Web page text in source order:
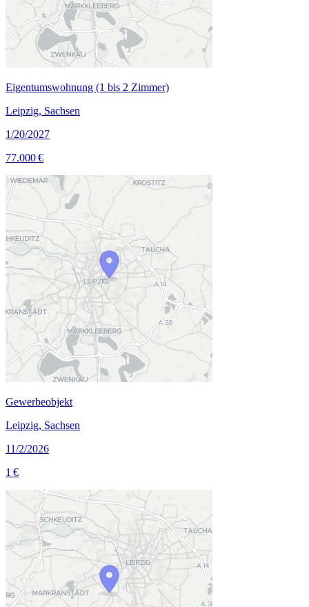
Eigentumswohnung (1 bis 2 Zimmer)
Leipzig, Sachsen
1/20/2027
77.000 €
Gewerbeobjekt
Leipzig, Sachsen
11/2/2026
1 €